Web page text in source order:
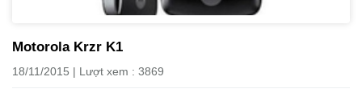
Motorola Krzr K1
18/11/2015 | Lượt xem : 3869